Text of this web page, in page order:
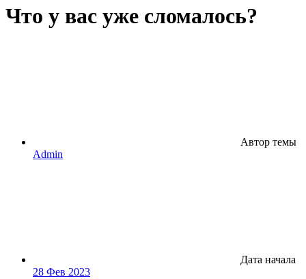
Что у вас уже сломалось?
Автор темы
Admin
Дата начала
28 Фев 2023